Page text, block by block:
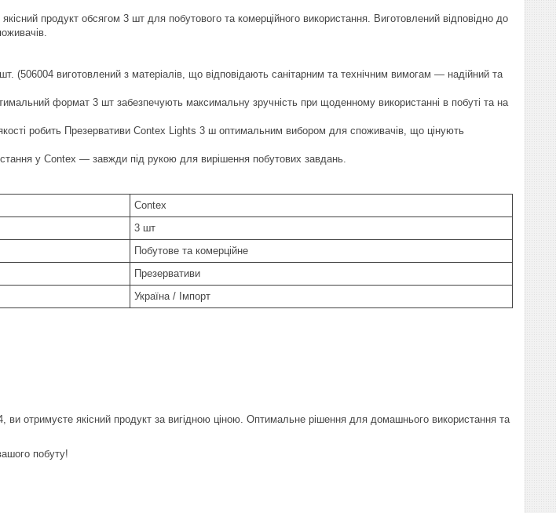
продукт обсягом 3 шт для побутового та комерційного використання. Виготовлений відповідно до
(506004 виготовлений з матеріалів, що відповідають санітарним та технічним вимогам — надійний та
формат 3 шт забезпечують максимальну зручність при щоденному використанні в побуті та на
робить Презервативи Contex Lights 3 ш оптимальним вибором для споживачів, що цінують
у Contex — завжди під рукою для вирішення побутових завдань.
Contex
3 шт
Побутове та комерційне
Презервативи
Україна / Імпорт
отримуєте якісний продукт за вигідною ціною. Оптимальне рішення для домашнього використання та
побуту!